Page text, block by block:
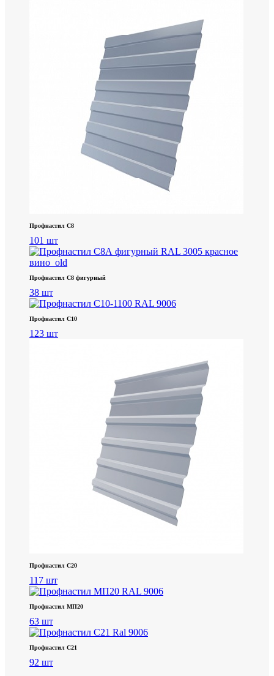
Профнастил С8
101 шт
Профнастил С8 фигурный
38 шт
Профнастил С10
123 шт
Профнастил С20
117 шт
Профнастил МП20
63 шт
Профнастил С21
92 шт